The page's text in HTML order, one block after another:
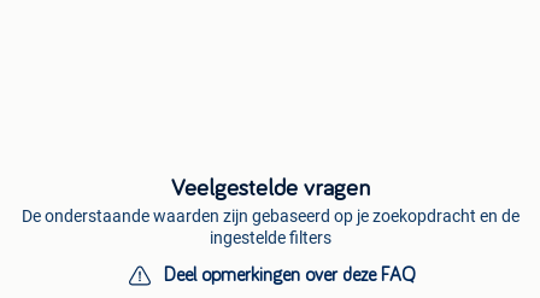
Veelgestelde vragen
De onderstaande waarden zijn gebaseerd op je zoekopdracht en de
ingestelde filters
Deel opmerkingen over deze FAQ